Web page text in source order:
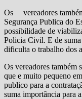
Os vereadores
Segurança Publica do
possibilidade de
Policia Civil. E de
dificulta o trabalho dos
Os vereadores também
que e muito pequeno
publico para a
suma importância para